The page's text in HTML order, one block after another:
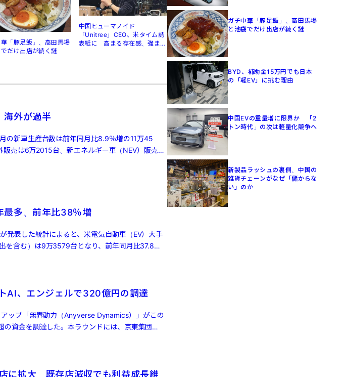
「豚足飯」、高田馬場
でだけ出店が続く謎
中国ヒューマノイド
「Unitree」CEO、米タイム誌
表紙に 高まる存在感、強まる
外が過半
の新車生産台数は前年同月比8.9％増の11万45
売は6万2015台、新エネルギー車（NEV）販売は
多、前年比38％増
発表した統計によると、米電気自動車（EV）大手
を含む）は9万3579台となり、前年同月比37.8％
AI、エンジェルで320億円の調達
ップ「無界動力（Anyverse Dynamics）」がこの
資金を調達した。本ラウンドには、京東集団
に拡大 既存店減収でも利益成長維
ガチ中華「豚足飯」、高田馬場
と池袋でだけ出店が続く謎
BYD、補助金15万円でも日本
の「軽EV」に挑む理由
中国EVの重量増に限界か 「2
トン時代」の次は軽量化競争へ
新製品ラッシュの裏側、中国の
雑貨チェーンがなぜ「儲からな
い」のか